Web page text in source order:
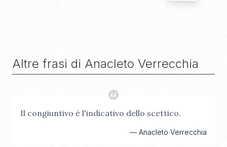
Altre frasi di Anacleto Verrecchia
Il congiuntivo è l'indicativo dello scettico.
— Anacleto Verrecchia